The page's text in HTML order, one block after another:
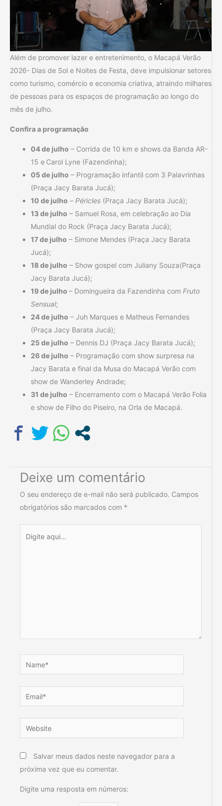
Além de promover lazer e entretenimento, o Macapá Verão
2026- Dias de Sol e Noites de Festa, deve impulsionar setores
como turismo, comércio e economia criativa, atraindo milhares
de pessoas para os espaços de programação ao longo do
mês de julho.
Confira a programação
04 de julho – Corrida de 10 km e shows da Banda AR-
15 e Carol Lyne (Fazendinha);
05 de julho – Programação infantil com 3 Palavrinhas
(Praça Jacy Barata Jucá);
10 de julho – Péricles (Praça Jacy Barata Jucá);
13 de julho – Samuel Rosa, em celebração ao Dia
Mundial do Rock (Praça Jacy Barata Jucá);
17 de julho – Simone Mendes (Praça Jacy Barata
Jucá);
18 de julho – Show gospel com Juliany Souza(Praça
Jacy Barata Jucá);
19 de julho – Domingueira da Fazendinha com Fruto
Sensual;
24 de julho – Juh Marques e Matheus Fernandes
(Praça Jacy Barata Jucá);
25 de julho – Dennis DJ (Praça Jacy Barata Jucá);
26 de julho – Programação com show surpresa na
Jacy Barata e final da Musa do Macapá Verão com
show de Wanderley Andrade;
31 de julho – Encerramento com o Macapá Verão Folia
e show de Filho do Piseiro, na Orla de Macapá.
Deixe um comentário
O seu endereço de e-mail não será publicado. Campos
obrigatórios são marcados com *
aqui...
Email*
Website
Salvar meus dados neste navegador para a
próxima vez que eu comentar.
Digite uma resposta em números: